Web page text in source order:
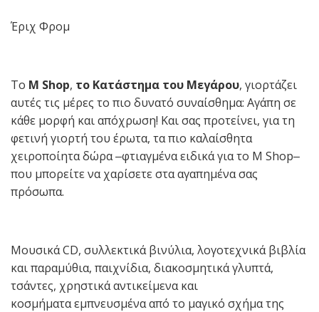
Έριχ Φρομ
Το M Shop, το Κατάστημα του Μεγάρου, γιορτάζει
αυτές τις μέρες το πιο δυνατό συναίσθημα: Αγάπη σε
κάθε μορφή και απόχρωση! Και σας προτείνει, για τη
φετινή γιορτή του έρωτα, τα πιο καλαίσθητα
χειροποίητα δώρα ‒φτιαγμένα ειδικά για το M Shop‒
που μπορείτε να χαρίσετε στα αγαπημένα σας
πρόσωπα.
Μουσικά CD, συλλεκτικά βινύλια, λογοτεχνικά βιβλία
και παραμύθια, παιχνίδια, διακοσμητικά γλυπτά,
τσάντες, χρηστικά αντικείμενα και
κοσμήματα εμπνευσμένα από το μαγικό σχήμα της